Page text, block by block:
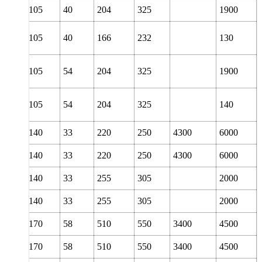
105 40 204 325 1900
105 40 166 232 130
105 54 204 325 1900
105 54 204 325 140
140 33 220 250 4300 6000
140 33 220 250 4300 6000
140 33 255 305 2000
140 33 255 305 2000
170 58 510 550 3400 4500
170 58 510 550 3400 4500